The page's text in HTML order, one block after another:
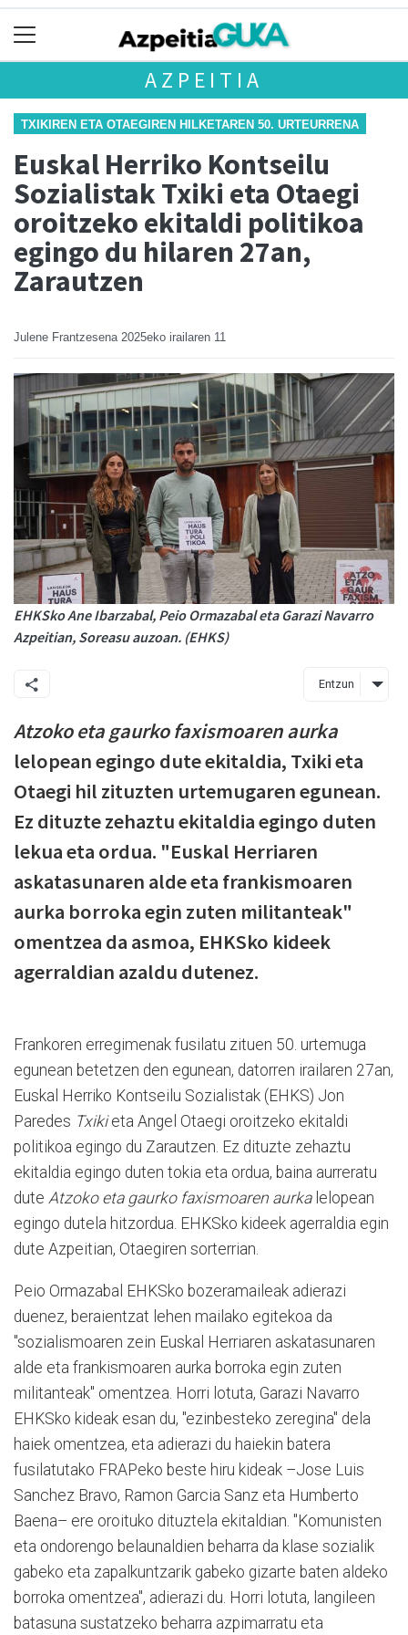
AZPEITIA
TXIKIREN ETA OTAEGIREN HILKETAREN 50. URTEURRENA
Euskal Herriko Kontseilu
Sozialistak Txiki eta Otaegi
oroitzeko ekitaldi politikoa
egingo du hilaren 27an,
Zarautzen
Julene Frantzesena 2025eko irailaren 11
EHKSko Ane Ibarzabal, Peio Ormazabal eta Garazi Navarro
Azpeitian, Soreasu auzoan. (EHKS)
Entzun
Atzoko eta gaurko faxismoaren aurka
lelopean egingo dute ekitaldia, Txiki eta
Otaegi hil zituzten urtemugaren egunean.
Ez dituzte zehaztu ekitaldia egingo duten
lekua eta ordua. "Euskal Herriaren
askatasunaren alde eta frankismoaren
aurka borroka egin zuten militanteak"
omentzea da asmoa, EHKSko kideek
agerraldian azaldu dutenez.
Frankoren erregimenak fusilatu zituen 50. urtemuga
egunean betetzen den egunean, datorren irailaren 27an,
Euskal Herriko Kontseilu Sozialistak (EHKS) Jon
Paredes Txikieta Angel Otaegi oroitzeko ekitaldi
politikoa egingo du Zarautzen. Ez dituzte zehaztu
ekitaldia egingo duten tokia eta ordua, baina aurreratu
dute Atzoko eta gaurko faxismoaren aurka lelopean
egingo dutela hitzordua. EHKSko kideek agerraldia egin
dute Azpeitian, Otaegiren sorterrian.
Peio Ormazabal EHKSko bozeramaileak adierazi
duenez, beraientzat lehen mailako egitekoa da
"sozialismoaren zein Euskal Herriaren askatasunaren
alde eta frankismoaren aurka borroka egin zuten
militanteak" omentzea. Horri lotuta, Garazi Navarro
EHKSko kideak esan du, "ezinbesteko zeregina" dela
haiek omentzea, eta adierazi du haiekin batera
fusilatutako FRAPeko beste hiru kideak –Jose Luis
Sanchez Bravo, Ramon Garcia Sanz eta Humberto
Baena– ere oroituko dituztela ekitaldian. "Komunisten
eta ondorengo belaunaldien beharra da klase sozialik
gabeko eta zapalkuntzarik gabeko gizarte baten aldeko
borroka omentzea", adierazi du. Horri lotuta, langileen
batasuna sustatzeko beharra azpimarratu eta